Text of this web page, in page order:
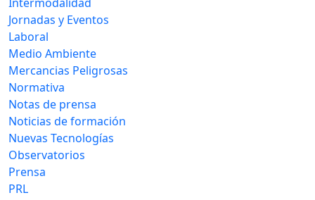
Jornadas y Eventos
Laboral
Medio Ambiente
Mercancias Peligrosas
Normativa
Notas de prensa
Noticias de formación
Nuevas Tecnologías
Observatorios
Prensa
PRL